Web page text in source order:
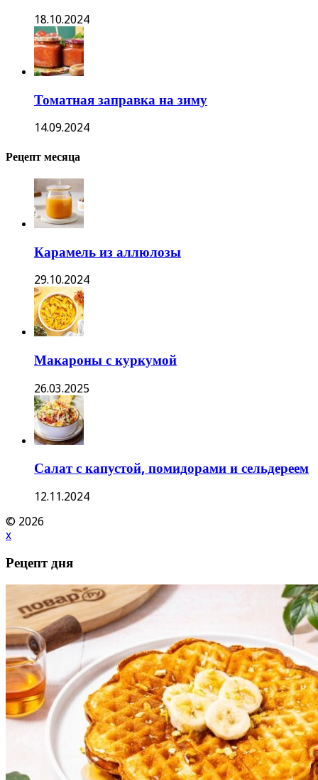
18.10.2024
Томатная заправка на зиму
14.09.2024
Рецепт месяца
Карамель из аллюлозы
29.10.2024
Макароны с куркумой
26.03.2025
Салат с капустой, помидорами и сельдереем
12.11.2024
© 2026
x
Рецепт дня